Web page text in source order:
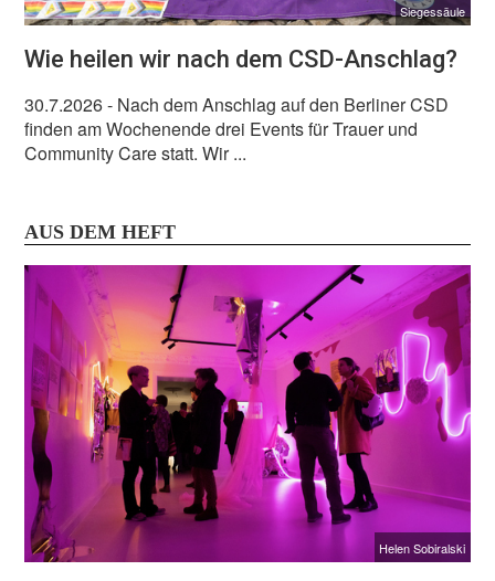
Siegessäule
Wie heilen wir nach dem CSD-Anschlag?
30.7.2026- Nach dem Anschlag auf den Berliner CSD
finden am Wochenende drei Events für Trauer und
Community Care statt. Wir ...
AUS DEM HEFT
Helen Sobiralski